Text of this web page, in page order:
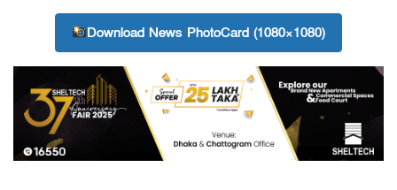
Download News PhotoCard (1080×1080)